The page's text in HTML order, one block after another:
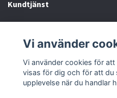
Kundtjänst
Sociala medier
Vi använder
Vi använder cookies för
visas för dig och för att du
upplevelse när du handlar